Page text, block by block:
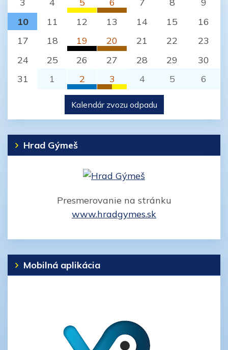
Jelenec (Nitra)
3
4
5
Plasty
6
BIO odpad
7 8
9
10
11 12 13 14 15
16
17
18
19
Komunálny odpad
20
BIO odpad
21 22
23
24
25 26 27 28 29
30
31
1
2
Papier
Jelenec (Nitra)
3
BIO odpad
Jelenec (Nitra)
4 5 6
Kalendár zvozu odpadu
Hrad Gýmeš
Presmerovanie na stránku
www.hradgymes.sk
Mobilná aplikácia